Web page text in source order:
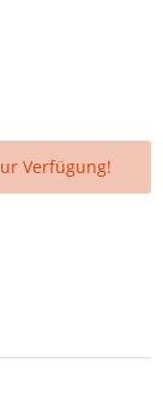
Verfügung!